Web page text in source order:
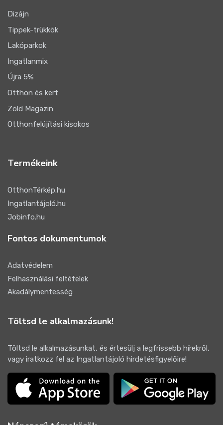
Dizájn
Tippek-trükkök
Lakóparkok
Ingatlanmix
Újra 5%
Otthon és kert
Zöld Magazin
Otthonfelújítási kisokos
Termékeink
OtthonTérkép.hu
Ingatlantájoló.hu
Jobinfo.hu
Fontos dokumentumok
Adatvédelem
Felhasználási feltételek
Akadálymentesség
Töltsd le alkalmazásunk!
Töltsd le alkalmazásunkat, és értesülj a legfrissebb hírekről,
vagy iratkozz fel az Ingatlantájoló hirdetésfigyelőire!